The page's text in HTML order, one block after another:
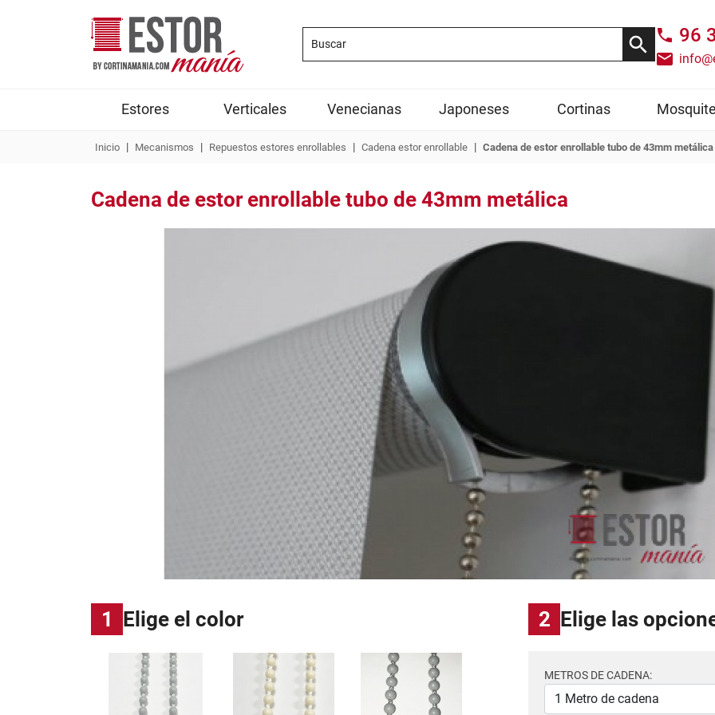
96
Estores Verticales Venecianas Japoneses Cortinas
Inicio | Mecanismos | Repuestos estores enrollables | Cadena estor enrollable | Cadena de estor enrollable tubo de 43mm metálica
Cadena de estor enrollable tubo de 43mm metálica
1 Elige el color 2 Elige las
METROS DE CADENA: